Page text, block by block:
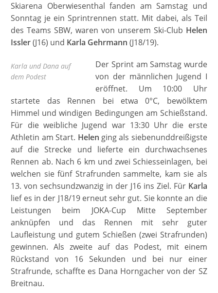
Skiarena Oberwiesenthal fanden am Samstag und
Sonntag je ein Sprintrennen statt. Mit dabei, als Teil
des Teams SBW, waren von unserem Ski-Club Helen
Issler(J16) und Karla Gehrmann (J18/19).
Karla und Dana auf
dem Podest
Der Sprint am Samstag wurde
von der männlichen Jugend I
eröffnet. Um 10:00 Uhr
startete das Rennen bei etwa 0°C, bewölktem
Himmel und windigen Bedingungen am Schießstand.
Für die weibliche Jugend war 13:30 Uhr die erste
Athletin am Start. Helen ging als siebenunddreißigste
auf die Strecke und lieferte ein durchwachsenes
Rennen ab. Nach 6 km und zwei Schiesseinlagen, bei
welchen sie fünf Strafrunden sammelte, kam sie als
13. von sechsundzwanzig in der J16 ins Ziel. Für Karla
lief es in der J18/19 erneut sehr gut. Sie konnte an die
Leistungen beim JOKA-Cup Mitte September
anknüpfen und das Rennen mit sehr guter
Laufleistung und gutem Schießen (zwei Strafrunden)
gewinnen. Als zweite auf das Podest, mit einem
Rückstand von 16 Sekunden und bei nur einer
Strafrunde, schaffte es Dana Horngacher von der SZ
Breitnau.